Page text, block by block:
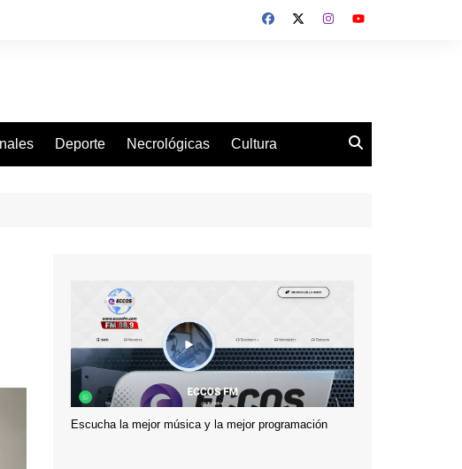
Deporte Necrológicas Cultura
Escucha la mejor música y la mejor programación